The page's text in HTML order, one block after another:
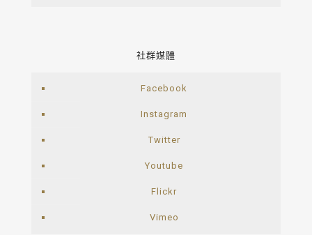
社群媒體
Facebook
Instagram
Twitter
Youtube
Flickr
Vimeo